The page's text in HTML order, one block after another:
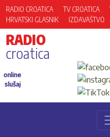
RADIO CROATICA TV CROATICA
HRVATSKI GLASNIK
IZDAVAŠTVO
RADIO
croatica
online
slušaj